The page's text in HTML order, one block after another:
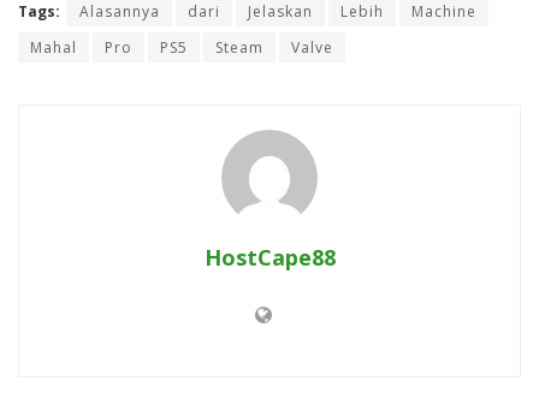
Tags: Alasannya dari Jelaskan Lebih
Machine
Mahal
Pro PS5 Steam Valve
HostCape88